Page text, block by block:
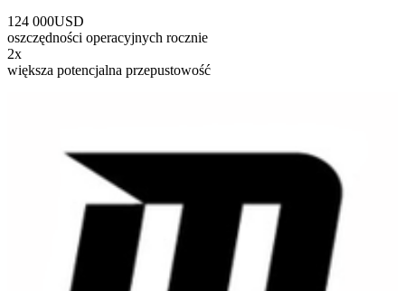
124 000USD
oszczędności operacyjnych rocznie
2x
większa potencjalna przepustowość